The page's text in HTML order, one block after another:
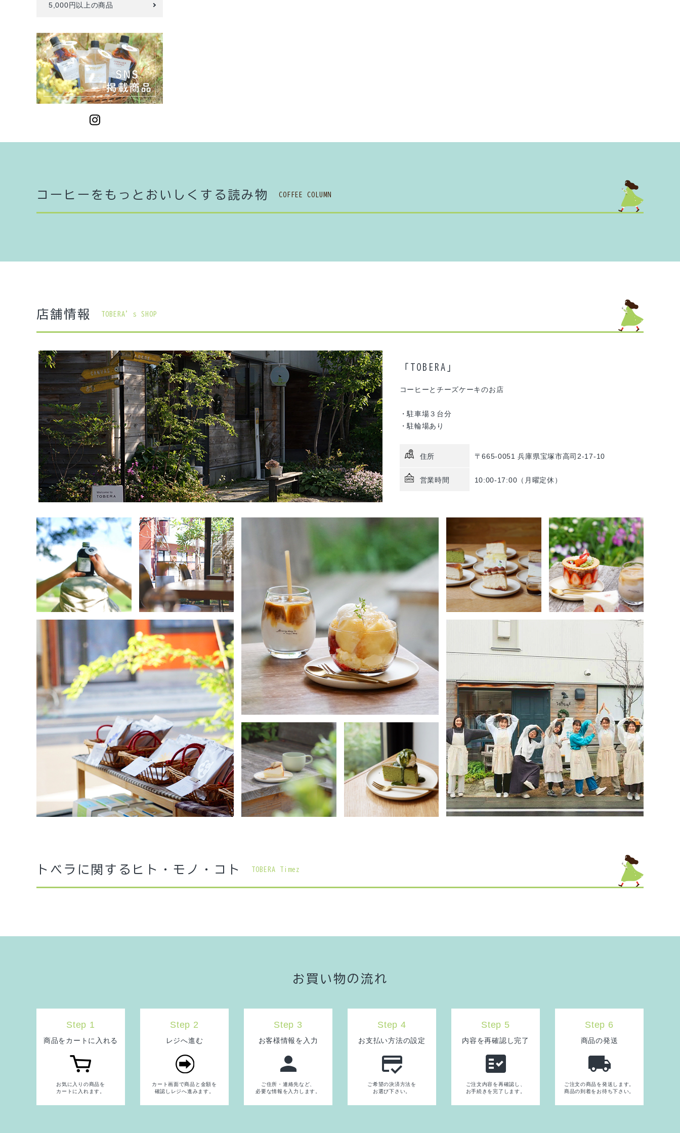
5,000円以上の商品
コーヒーをもっとおいしくする 読み物 COFFEE COLUMN
店舗情報 TOBERA’s SHOP
「TOBERA」
コーヒーとチーズケーキのお店
・駐車場３台分
・駐輪場あり
住所 〒665-0051 兵庫県宝塚市高司2-17-10
営業時間 10:00-17:00（月曜定休）
トベラに関する ヒト・モノ・コト TOBERA Timez
お買い物の流れ
Step 1
商品をカートに入れる
お気に入りの商品を
カートに入れます。
Step 2
レジへ進む
カート画面で商品と金額を
確認しレジへ進みます。
Step 3
お客様情報を入力
person
ご住所・連絡先など、
必要な情報を入力します。
Step 4
お支払い方法の設定
credit_score
ご希望の決済方法を
お選び下さい。
Step 5
内容を再確認し完了
fact_check
ご注文内容を再確認し、
お手続きを完了します。
Step 6
商品の発送
local_shipping
ご注文の商品を発送します。
商品の到着をお待ち下さい。